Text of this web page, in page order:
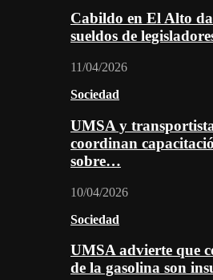
Cabildo en El Alto
sueldos de
11/04/2026
Sociedad
UMSA y
coordinan
sobre…
10/04/2026
Sociedad
UMSA advierte que
de la gasolina son